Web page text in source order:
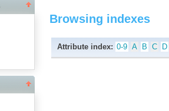
Browsing indexes
Attribute index: 0-9 A B C D